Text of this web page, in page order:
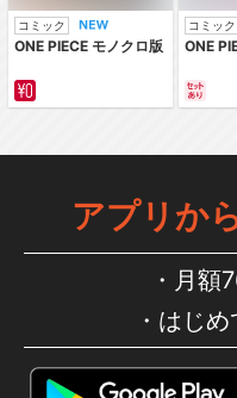
コミック
ONE PIECE モノクロ版
コミック
ONE
アプリか
月額
はじめ